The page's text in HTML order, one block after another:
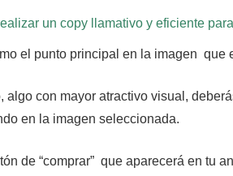
un copy llamativo y eficiente
el punto principal en la imagen que
algo con mayor atractivo visual,
en la imagen seleccionada.
de “comprar” que aparecerá en tu